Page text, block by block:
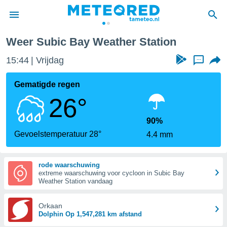
door
verstrekte
hoge
hebt de
voor
op basis
Weer Subic Bay Weather Station
15:44 Vrijdag ...
Gematigde regen
26°
Gevoelstemperatuur 28°
90%
4.4 mm
rode waarschuwing
extreme waarschuwing voor cycloon in Subic Bay
Weather Station vandaag
Orkaan
Dolphin Op 1,547,281 km afstand